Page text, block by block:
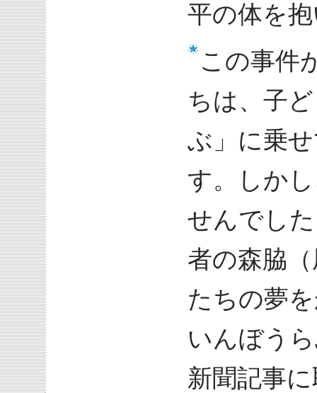
平の体を
この事件
ちは、子
ぶ」に乗
す。しか
せんでし
者の森脇
たちの夢
いんぼう
新聞記事